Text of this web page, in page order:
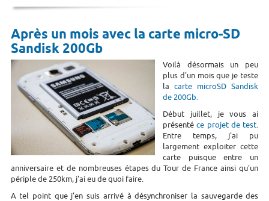
Après un mois avec la carte micro-SD
Sandisk 200Gb
Voilà désormais un peu
plus d'un mois que je teste
la carte microSD Sandisk
de 200Gb.
Début juillet, je vous ai
présentéce projet de test.
Entre temps, j'ai pu
largement exploiter cette
carte puisque entre un
anniversaire et de nombreuses étapes du Tour de France ainsi qu'un
périple de 250km, j'ai eu de quoi faire.
A tel point que j'en suis arrivé à désynchroniser la sauvegarde des